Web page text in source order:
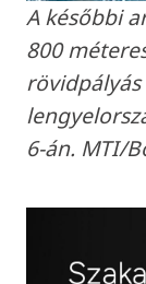
A későbbi
800
6-án. MTI/